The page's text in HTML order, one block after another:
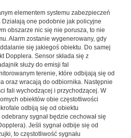
elementem systemu zabezpieczeń
one podobnie jak policyjne
obszarze nic się nie porusza, to nie
Alarm zostanie wygenerowany, gdy
się jakiegoś obiektu. Do samej
Dopplera. Sensor składa się z
służy do emisji fal
terenie, które odbijają się od
oraz wracają do odbiornika. Następnie
fali wychodzącej i przychodzącej. W
obiektów obie częstotliwości
odbiją się od obiektu
sygnał będzie cechował się
Jeśli sygnał odbije się od
to częstotliwość sygnału